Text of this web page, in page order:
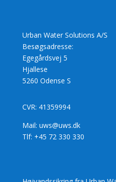
Urban Water Solutions A/S
Besøgsadresse:
Egegårdsvej 5
Hjallese
5260 Odense S
CVR: 41359994
Mail: uws@uws.dk
Tlf: +45 72 330 330